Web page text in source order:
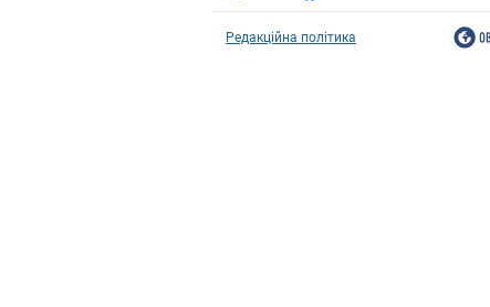
Редакційна політика